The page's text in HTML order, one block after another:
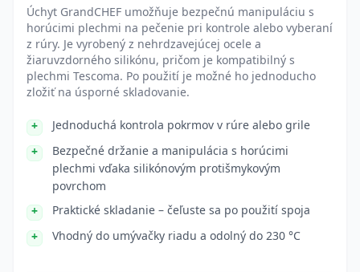
Úchyt GrandCHEF umožňuje bezpečnú manipuláciu s
horúcimi plechmi na pečenie pri kontrole alebo vyberaní
z rúry. Je vyrobený z nehrdzavejúcej ocele a
žiaruvzdorného silikónu, pričom je kompatibilný s
plechmi Tescoma. Po použití je možné ho jednoducho
zložiť na úsporné skladovanie.
Jednoduchá kontrola pokrmov v rúre alebo grile
Bezpečné držanie a manipulácia s horúcimi
plechmi vďaka silikónovým protišmykovým
povrchom
Praktické skladanie – čeľuste sa po použití spoja
Vhodný do umývačky riadu a odolný do 230 °C